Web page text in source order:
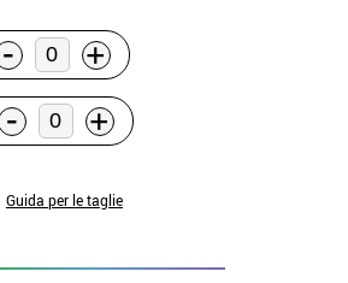
- +
- +
Guida per le taglie